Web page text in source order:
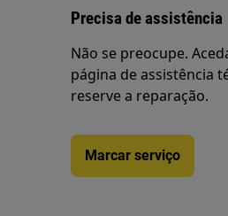
Precisa de assistência
Não se preocupe.
página de assistência
reserve a reparação.
Marcar serviço